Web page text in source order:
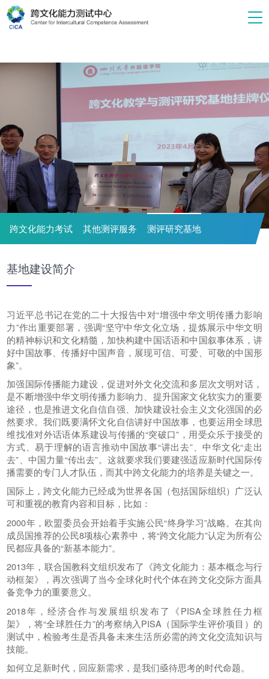
跨文化能力考试 其他测评服务 测评研究基地
基地建设简介
习近平总书记在党的二十大报告中对“增强中华文明传播力影响
力”作出重要部署，强调“坚守中华文化立场，提炼展示中华文明
的精神标识和文化精髓，加快构建中国话语和中国叙事体系，讲
好中国故事、传播好中国声音，展现可信、可爱、可敬的中国形
象”。
加强国际传播能力建设，促进对外文化交流和多层次文明对话，
是不断增强中华文明传播力影响力、提升国家文化软实力的重要
途径，也是推进文化自信自强、加快建设社会主义文化强国的必
然要求。我们既要满怀文化自信讲好中国故事，也要运用全球思
维找准对外话语体系建设与传播的“突破口”，用受众乐于接受的
方式、易于理解的语言推动中国故事“讲出去”、中华文化“走出
去”、中国力量“传出去”。这就要求我们要建强适应新时代国际传
播需要的专门人才队伍，而其中跨文化能力的培养是关键之一。
国际上，跨文化能力已经成为世界各国（包括国际组织）广泛认
可和重视的教育内容和目标，比如：
2000年，欧盟委员会开始着手实施公民“终身学习”战略。在其向
成员国推荐的公民8项核心素养中，将“跨文化能力”认定为所有公
民都应具备的“新基本能力”。
2013年，联合国教科文组织发布了《跨文化能力：基本概念与行
动框架》，再次强调了当今全球化时代个体在跨文化交际方面具
备竞争力的重要意义。
2018年，经济合作与发展组织发布了《PISA全球胜任力框
架》，将“全球胜任力”的考察纳入PISA（国际学生评价项目）的
测试中，检验考生是否具备未来生活所必需的跨文化交流知识与
技能。
如何立足新时代，回应新需求，是我们亟待思考的时代命题。